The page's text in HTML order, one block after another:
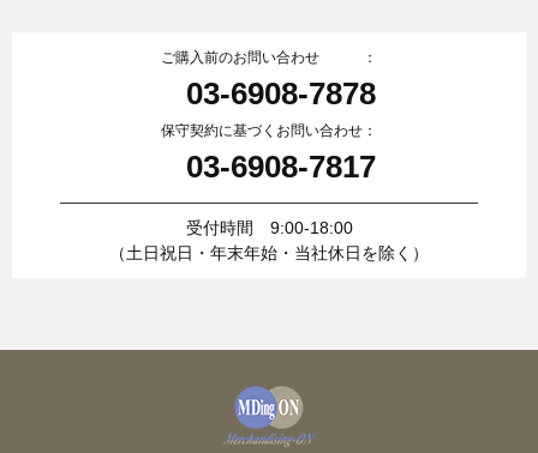
ご購入前のお問い合わせ ：
03-6908-7878
保守契約に基づくお問い合わせ：
03-6908-7817
受付時間 9:00-18:00
（土日祝日・年末年始・当社休日を除く）